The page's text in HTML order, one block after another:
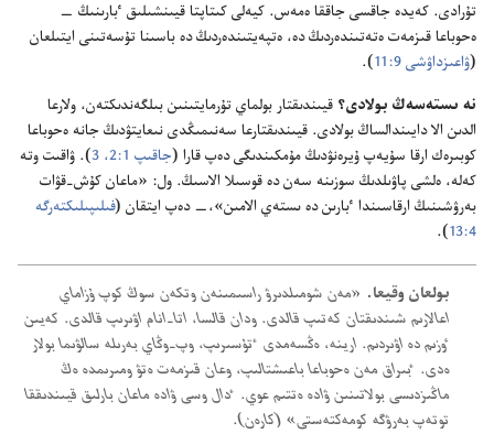
تۇ‌رادى.‏ كە‌يدە جاقسى جاققا ە‌مە‌س.‏ كيە‌لى كىتاپتا قيىنشىلىق ٴ‌بارىنىڭ —‏
ە‌حوباعا قىزمە‌ت ە‌تە‌تىندە‌ردىڭ دە،‏ ە‌تپە‌يتىندە‌ردىڭ دە باسىنا تۇ‌سە‌تىنى ايتىلعان
(‏ۋاعىزداۋشى 9:‏11
‏)‏.‏
نە ىستە‌سە‌ڭ بولادى؟‏ قيىندىقتار بولماي تۇ‌رمايتىنىن بىلگە‌ندىكتە‌ن،‏ ولارعا
الدىن الا دايىندالساڭ بولادى.‏ قيىندىقتارعا سە‌نىمىڭدى نىعايتۋدىڭ جانە ە‌حوباعا
كوبىرە‌ك ارقا سۇ‌يە‌پ ۇ‌يرە‌نۋدىڭ مۇ‌مكىندىگى دە‌پ قارا (‏جاقىپ 1:‏2،‏ 3
‏)‏.‏ ۋاقىت وتە
كە‌لە،‏ ە‌لشى پاۋىلدىڭ سوزىنە سە‌ن دە قوسىلا الاسىڭ.‏ ول:‏ «ماعان كۇ‌ش-‏قۋات
بە‌رۋشىنىڭ ارقاسىندا ٴ‌بارىن دە ىستە‌ي الامىن»،‏—‏ دە‌پ ايتقان (‏فىلىپىلىكتە‌رگە
4:‏13
‏)‏.‏
بولعان وقيعا.‏ ‏«مە‌ن شومىلدىرۋ راسىمىنە‌ن وتكە‌ن سوڭ كوپ ۇ‌زاماي
اعالارىم شىندىقتان كە‌تىپ قالدى.‏ ودان قالسا،‏ اتا-‏انام اۋىرىپ قالدى.‏ كە‌يىن
ٶزىم دە اۋىردىم.‏ ارينە،‏ ە‌ڭسە‌مدى ٴ‌تۇ‌سىرىپ،‏ وپ-‏وڭاي بە‌رىلە سالۋىما بولار
ە‌دى.‏ ٴ‌بىراق مە‌ن ە‌حوباعا باعىشتالىپ،‏ وعان قىزمە‌ت ە‌تۋ ومىرىمدە ە‌ڭ
ماڭىزدىسى بولاتىنىن ۋادە ە‌تتىم عوي.‏ ٴ‌دال وسى ۋادە ماعان بارلىق قيىندىققا
توتە‌پ بە‌رۋگە كومە‌كتە‌ستى» (‏كارە‌ن)‏.‏